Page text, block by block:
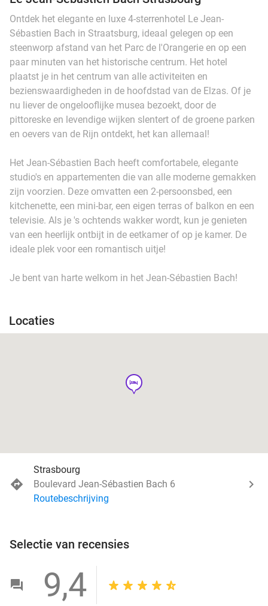
Ontdek het elegante en luxe 4-sterrenhotel Le Jean-
Sébastien Bach in Straatsburg, ideaal gelegen op een
steenworp afstand van het Parc de l'Orangerie en op een
paar minuten van het historische centrum. Het hotel
plaatst je in het centrum van alle activiteiten en
bezienswaardigheden in de hoofdstad van de Elzas. Of je
nu liever de ongelooflijke musea bezoekt, door de
pittoreske en levendige wijken slentert of de groene parken
en oevers van de Rijn ontdekt, het kan allemaal!
Het Jean-Sébastien Bach heeft comfortabele, elegante
studio's en appartementen die van alle moderne gemakken
zijn voorzien. Deze omvatten een 2-persoonsbed, een
kitchenette, een mini-bar, een eigen terras of balkon en een
televisie. Als je 's ochtends wakker wordt, kun je genieten
van een heerlijk ontbijt in de eetkamer of op je kamer. De
ideale plek voor een romantisch uitje!
Je bent van harte welkom in het Jean-Sébastien Bach!
Locaties
hotel
Strasbourg
Boulevard Jean-Sébastien Bach 6
Routebeschrijving
Selectie van recensies
9,4